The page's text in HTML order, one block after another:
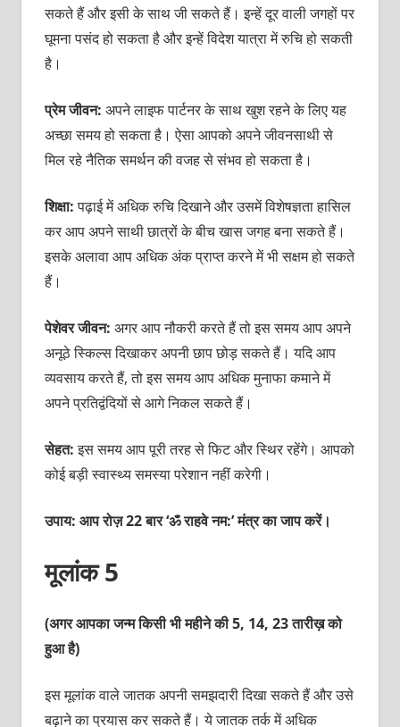
सकते हैं और इसी के साथ जी सकते हैं। इन्‍हें दूर वाली जगहों पर
घूमना पसंद हो सकता है और इन्‍हें विदेश यात्रा में रुचि हो सकती
है।
प्रेम जीवन: अपने लाइफ पार्टनर के साथ खुश रहने के लिए यह
अच्‍छा समय हो सकता है। ऐसा आपको अपने जीवनसाथी से
मिल रहे नैतिक समर्थन की वजह से संभव हो सकता है।
शिक्षा:पढ़ाई में अधि‍क रुचि दिखाने और उसमें विशेषज्ञता हासिल
कर आप अपने साथी छात्रों के बीच खास जगह बना सकते हैं।
इसके अलावा आप अधिक अंक प्राप्‍त करने में भी सक्षम हो सकते
हैं।
पेशेवर जीवन: अगर आप नौकरी करते हैं तो इस समय आप अपने
अनूठे स्किल्‍स दिखाकर अपनी छाप छोड़ सकते हैं। यदि आप
व्‍यवसाय करते हैं, तो इस समय आप अधिक मुनाफा कमाने में
अपने प्रतिद्वंदियों से आगे निकल सकते हैं।
सेहत:इस समय आप पूरी तरह से फिट और स्थिर रहेंगे। आपको
कोई बड़ी स्‍वास्‍थ्‍य समस्‍या परेशान नहीं करेगी।
उपाय: आप रोज़ 22 बार ‘ॐ राहवे नम:’ मंत्र का जाप करें।
मूलांक 5
(अगर आपका जन्म किसी भी महीने की 5, 14, 23 तारीख़ को
हुआ है)
इस मूलांक वाले जातक अपनी समझदारी दिखा सकते हैं और उसे
बढ़ाने का प्रयास कर सकते हैं। ये जातक तर्क में अधिक